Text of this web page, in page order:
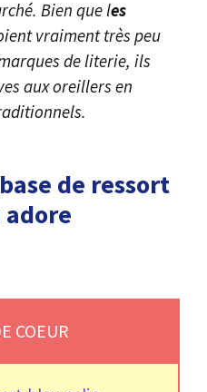
Bien que les
vraiment très peu
de literie, ils
aux oreillers en
de ressort
COEUR